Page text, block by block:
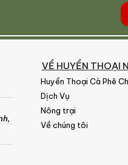
VỀ HUYỀN THOẠI
Huyền Thoại Cà Phê
Dịch Vụ
Nông trại
Về chúng tôi